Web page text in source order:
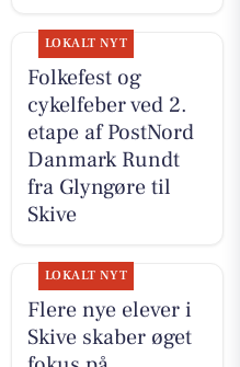
LOKALT NYT
Folkefest og
cykelfeber ved 2.
etape af PostNord
Danmark Rundt
fra Glyngøre til
Skive
LOKALT NYT
Flere nye elever i
Skive skaber øget